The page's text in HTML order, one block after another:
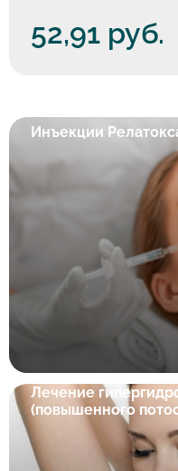
52,91 руб.
Инъекции
Лечение
(повышенного